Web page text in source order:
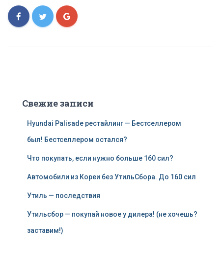
Свежие записи
Hyundai Palisade рестайлинг — Бестселлером
был! Бестселлером остался?
Что покупать, если нужно больше 160 сил?
Автомобили из Кореи без УтильСбора. До 160 сил
Утиль — последствия
Утильсбор — покупай новое у дилера! (не хочешь?
заставим!)